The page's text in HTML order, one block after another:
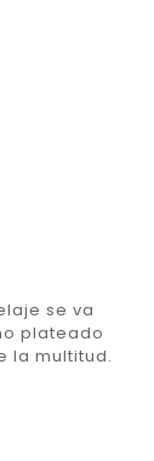
se va
plateado
la multitud.